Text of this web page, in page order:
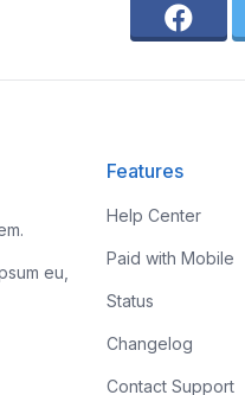
eu,
Features
Help Center
Paid with Mobile
Status
Changelog
Contact Support